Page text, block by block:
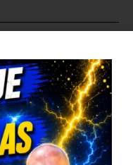
serio en laFórmula
refrigeración y
y Lance Stroll, la
adelante en la parrilla.
estar anteuna
y su camino hacia los